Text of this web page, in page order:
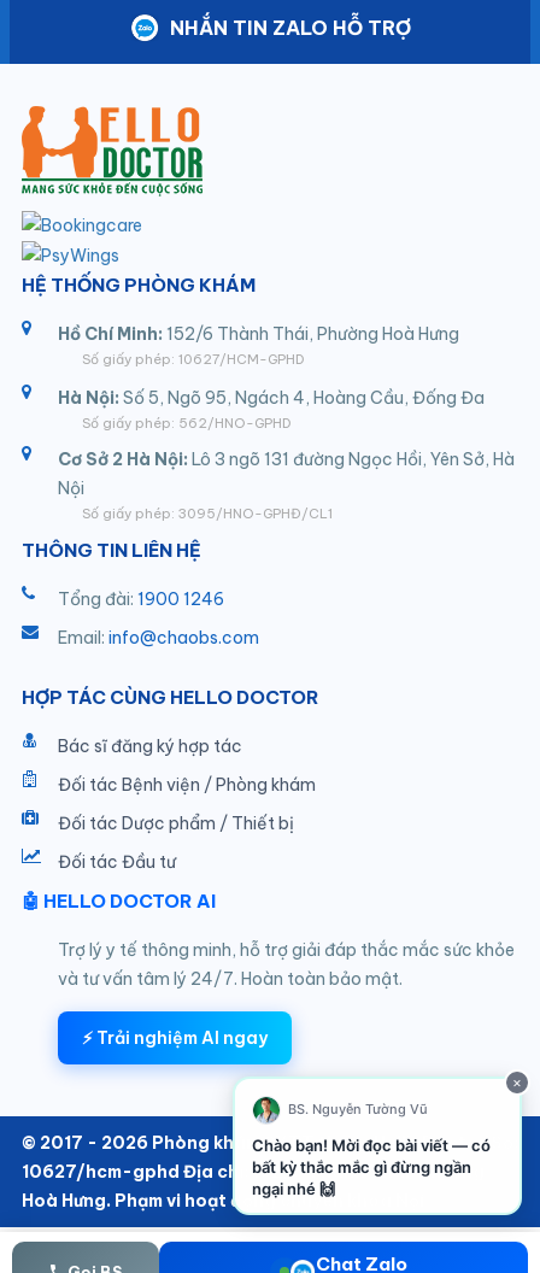
×
BS. Nguyễn Tường Vũ
Chào bạn! Mời đọc bài viết — có
bất kỳ thắc mắc gì đừng ngần
ngại nhé 🙌
NHẮN TIN ZALO HỖ TRỢ
HỆ THỐNG PHÒNG KHÁM
Hồ Chí Minh: 152/6 Thành Thái, Phường Hoà Hưng
Số giấy phép: 10627/HCM-GPHD
Hà Nội: Số 5, Ngõ 95, Ngách 4, Hoàng Cầu, Đống Đa
Số giấy phép: 562/HNO-GPHD
Cơ Sở 2 Hà Nội: Lô 3 ngõ 131 đường Ngọc Hồi, Yên Sở, Hà
Nội
Số giấy phép: 3095/HNO-GPHĐ/CL1
THÔNG TIN LIÊN HỆ
Tổng đài: 1900 1246
Email: info@chaobs.com
HỢP TÁC CÙNG HELLO DOCTOR
Bác sĩ đăng ký hợp tác
Đối tác Bệnh viện / Phòng khám
Đối tác Dược phẩm / Thiết bị
Đối tác Đầu tư
🤖 HELLO DOCTOR AI
Trợ lý y tế thông minh, hỗ trợ giải đáp thắc mắc sức khỏe
và tư vấn tâm lý 24/7. Hoàn toàn bảo mật.
⚡ Trải nghiệm AI ngay
© 2017 - 2026 Phòng khám SKTT thuộc Hello Doctor Số:
10627/hcm-gphd Địa chỉ: 152/6 Thành Thái, Phường
Hoà Hưng. Phạm vi hoạt động chuyên khoa Nội
Chat Zalo